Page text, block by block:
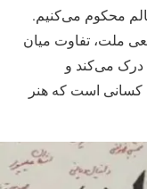
محکوم می‌کنیم.
ملت، تفاوت میان
درک می‌کند و
کسانی است که هنر